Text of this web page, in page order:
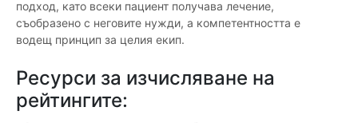
подход, като всеки пациент получава лечение,
съобразено с неговите нужди, а компетентността е
водещ принцип за целия екип.
Ресурси за изчисляване на
рейтингите: